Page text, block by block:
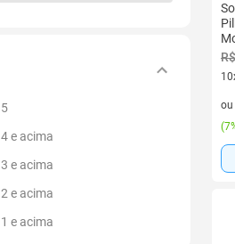
5
4 e acima
3 e acima
2 e acima
1 e acima
ou
(